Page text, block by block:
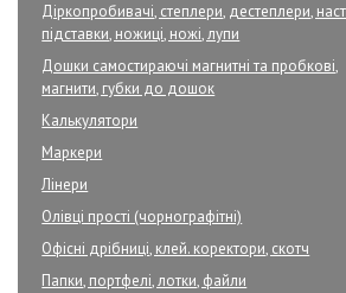
Діркопробивачі, степлери, дестеплери,
підставки, ножиці, ножі, лупи
Дошки самостираючі магнитні та пробкові,
магнити, губки до дошок
Калькулятори
Маркери
Лінери
Олівці прості (чорнографітні)
Офісні дрібниці, клей. коректори, скотч
Папки, портфелі, лотки, файли